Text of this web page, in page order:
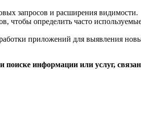
запросов и расширения видимости.
чтобы определить часто
приложений для выявления
информации или услуг,